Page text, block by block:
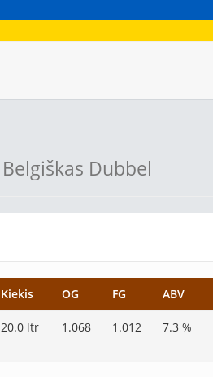
Belgiškas Dubbel
Kiekis OG FG ABV
20.0 ltr 1.068 1.012 7.3 %